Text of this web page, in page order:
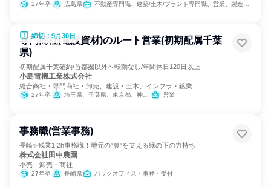
27年卒 広島県 不動産専門職、建築/土木/プラント専門職、営業、製造・生産工程
締切：9月30日
専門商社(電設資材)のルート営業(初期配属千葉
県)
初期配属千葉確約/首都圏以外へ転勤なし/年間休日120日以上
小島電機工業株式会社
総合商社・専門商社・卸売、建設・土木、インフラ・鉱業
27年卒 埼玉県、千葉県、東京都、神奈川県 営業
事務職(営業事務)
長崎✨残業1.2h事務職！地元の”農”を支える縁の下の力持ち
株式会社田中農園
小売・卸売・商社
27年卒 長崎県 バックオフィス・事務・受付